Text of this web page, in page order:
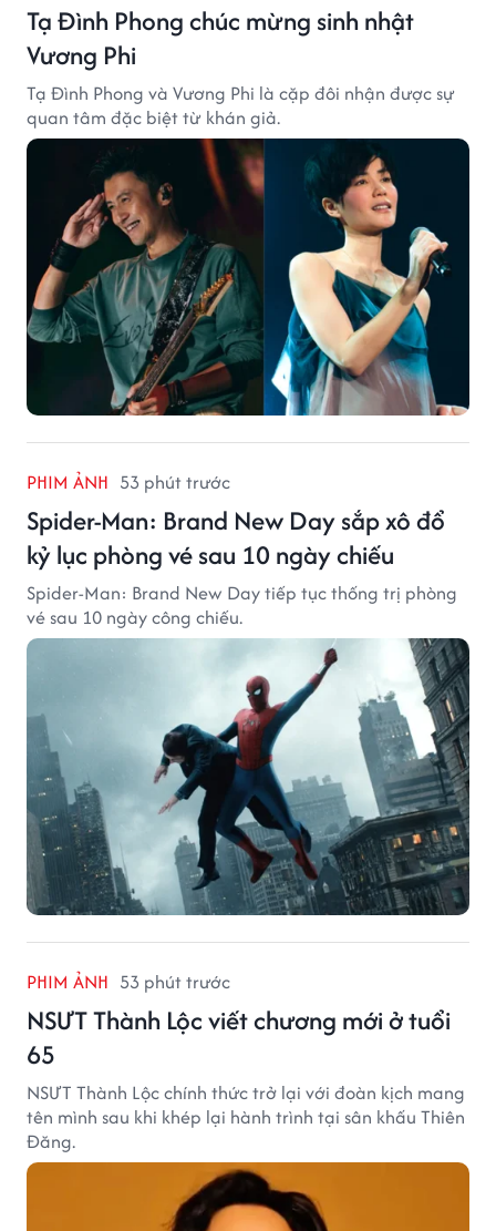
Tạ Đình Phong chúc mừng sinh nhật
Vương Phi
Tạ Đình Phong và Vương Phi là cặp đôi nhận được sự
quan tâm đặc biệt từ khán giả.
PHIM ẢNH 53 phút trước
Spider-Man: Brand New Day sắp xô đổ
kỷ lục phòng vé sau 10 ngày chiếu
Spider-Man: Brand New Day tiếp tục thống trị phòng
vé sau 10 ngày công chiếu.
PHIM ẢNH 53 phút trước
NSƯT Thành Lộc viết chương mới ở tuổi
65
NSƯT Thành Lộc chính thức trở lại với đoàn kịch mang
tên mình sau khi khép lại hành trình tại sân khấu Thiên
Đăng.